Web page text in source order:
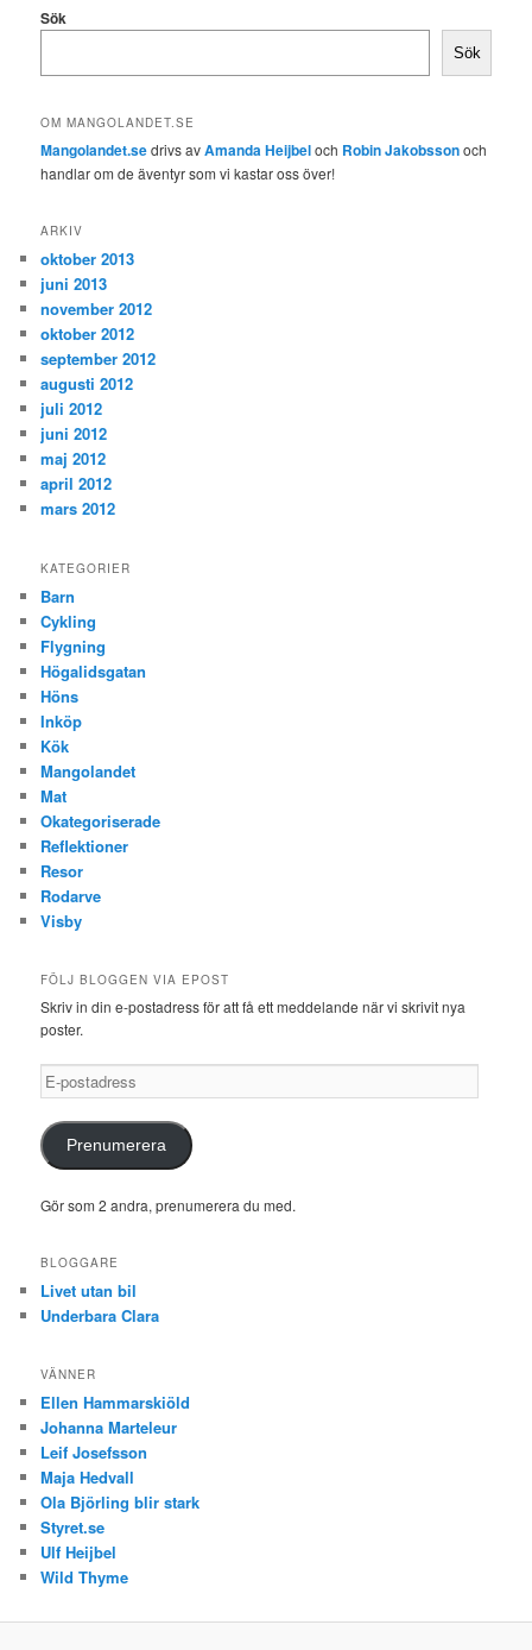
Sök
Sök
OM MANGOLANDET.SE
Mangolandet.sedrivs avAmanda Heijbeloch Robin Jakobssonoch
handlar om de äventyr som vi kastar oss över!
ARKIV
oktober 2013
juni 2013
november 2012
oktober 2012
september 2012
augusti 2012
juli 2012
juni 2012
maj 2012
april 2012
mars 2012
KATEGORIER
Barn
Cykling
Flygning
Högalidsgatan
Höns
Inköp
Kök
Mangolandet
Mat
Okategoriserade
Reflektioner
Resor
Rodarve
Visby
FÖLJ BLOGGEN VIA EPOST
Skriv in din e-postadress för att få ett meddelande när vi skrivit nya
poster.
E-
postadress
Prenumerera
Gör som 2 andra, prenumerera du med.
BLOGGARE
Livet utan bil
Underbara Clara
VÄNNER
Ellen Hammarskiöld
Johanna Marteleur
Leif Josefsson
Maja Hedvall
Ola Björling blir stark
Styret.se
Ulf Heijbel
Wild Thyme